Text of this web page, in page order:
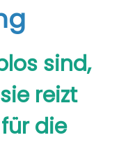
sind,
reizt
die